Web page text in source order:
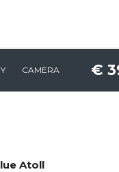
CAMERA €
Atoll